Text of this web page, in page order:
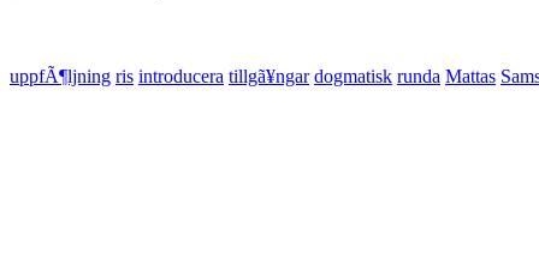
uppfÃ¶ljning ris introducera tillgã¥ngar dogmatisk runda Mattas